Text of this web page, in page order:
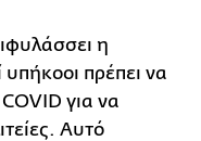
η
πρέπει να
για να
Αυτό